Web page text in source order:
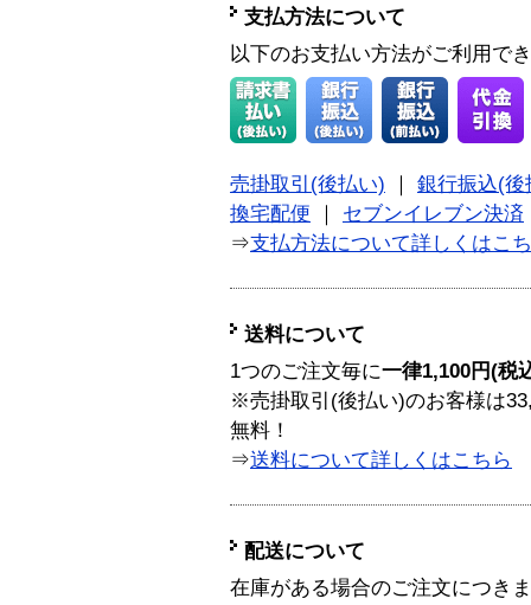
支払方法について
以下のお支払い方法がご利用で
売掛取引(後払い)
銀行振込(後
換宅配便
セブンイレブン決済
⇒支払方法について詳しくはこ
送料について
1つのご注文毎に一律1,100円(税
※売掛取引(後払い)のお客様は
無料！
⇒送料について詳しくはこちら
配送について
在庫がある場合のご注文につき